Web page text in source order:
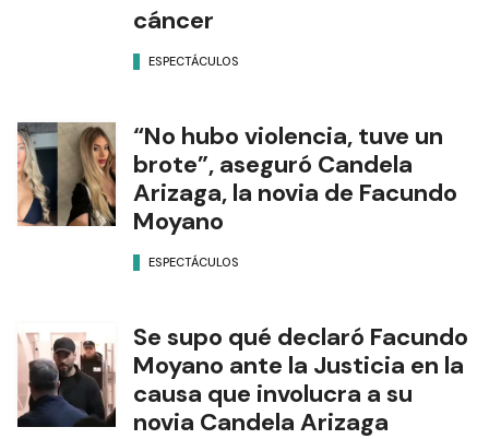
cáncer
ESPECTÁCULOS
“No hubo violencia, tuve un
brote”, aseguró Candela
Arizaga, la novia de Facundo
Moyano
ESPECTÁCULOS
Se supo qué declaró Facundo
Moyano ante la Justicia en la
causa que involucra a su
novia Candela Arizaga